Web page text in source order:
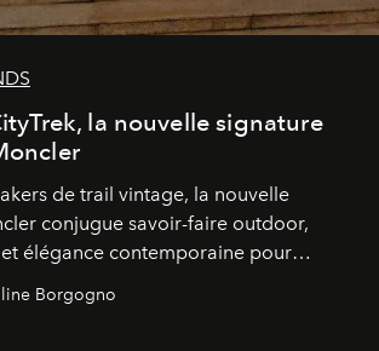
la nouvelle signature
de trail vintage, la nouvelle
conjugue savoir-faire outdoor,
élégance contemporaine pour
explorations du quotidien.
Borgogno